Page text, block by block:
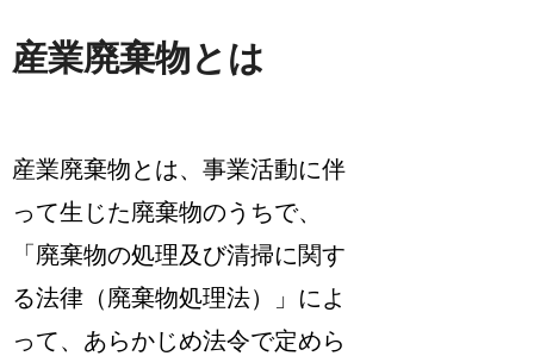
産業廃棄物とは
産業廃棄物とは、事業活動に伴
って生じた廃棄物のうちで、
「廃棄物の処理及び清掃に関す
る法律（廃棄物処理法）」によ
って、あらかじめ法令で定めら